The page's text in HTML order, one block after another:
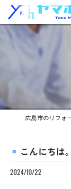
こんにちは。
2024/10/22